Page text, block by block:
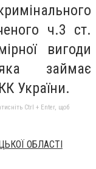
ч.3 ст.
вигоди
займає
України.
Ctrl + Enter, щоб
ОБЛАСТІ